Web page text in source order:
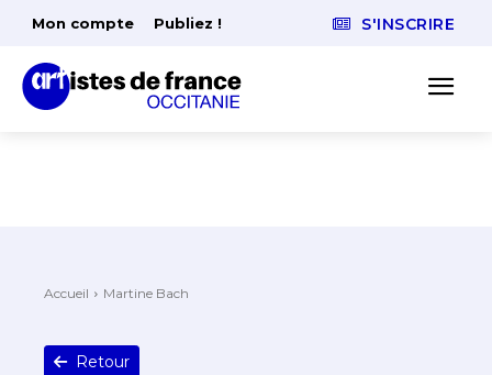
Mon compte Publiez ! S'INSCRIRE
Accueil Martine Bach
Retour